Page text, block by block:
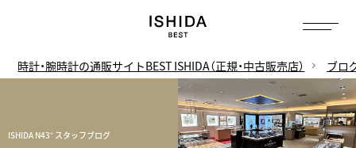
時計・腕時計の通販サイトBEST ISHIDA（正規・中古販売店） ブロ
ISHIDA N43° スタッフブログ